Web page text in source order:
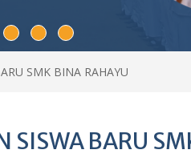
SMK BINA RAHAYU
SISWA BARU